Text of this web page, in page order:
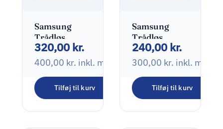
Samsung
Trådløs
opladningspude
15Watt 24 pin
USB-C
320,00 kr.
400,00 kr. inkl. moms
Tilføj til kurv
Samsung
Trådløs
opladningspude
15Watt
240,00 kr.
300,00 kr. inkl. moms
Tilføj til kurv